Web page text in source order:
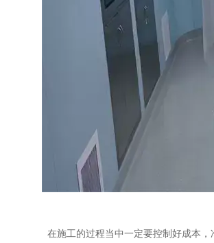
在施工的过程当中一定要控制好成本